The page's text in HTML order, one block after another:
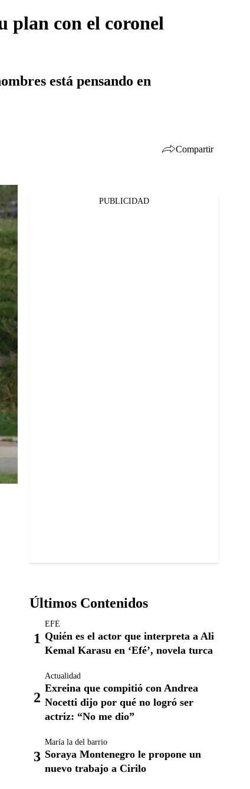
plan con el coronel
está pensando en
Compartir
Facebook
Whatsapp
PUBLICIDAD
Últimos Contenidos
EFÉ
Quién es el actor que interpreta a Ali
Kemal Karasu en ‘Efé’, novela turca
Actualidad
Exreina que compitió con Andrea
Nocetti dijo por qué no logró ser
actriz: “No me dio”
María la del barrio
Soraya Montenegro le propone un
nuevo trabajo a Cirilo